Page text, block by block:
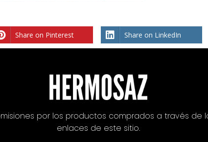
Share on Pinterest Share on LinkedIn
por los productos comprados a través de
enlaces de este sitio.